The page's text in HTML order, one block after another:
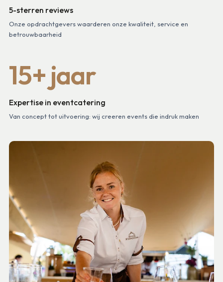
5-sterren reviews
Onze opdrachtgevers waarderen onze kwaliteit, service en
betrouwbaarheid
15+ jaar
Expertise in eventcatering
Van concept tot uitvoering: wij creeren events die indruk maken